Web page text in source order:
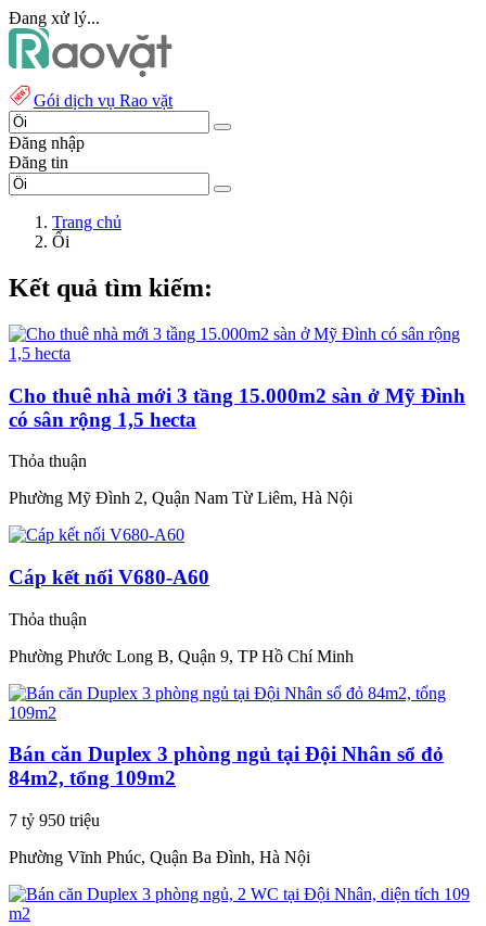
Đang xử lý...
Gói dịch vụ Rao vặt
Đăng nhập
Đăng tin
Trang chủ
Ổi
Kết quả tìm kiếm:
Cho thuê nhà mới 3 tầng 15.000m2 sàn ở Mỹ Đình
có sân rộng 1,5 hecta
Thỏa thuận
Phường Mỹ Đình 2, Quận Nam Từ Liêm, Hà Nội
Cáp kết nối V680-A60
Thỏa thuận
Phường Phước Long B, Quận 9, TP Hồ Chí Minh
Bán căn Duplex 3 phòng ngủ tại Đội Nhân sổ đỏ
84m2, tổng 109m2
7 tỷ 950 triệu
Phường Vĩnh Phúc, Quận Ba Đình, Hà Nội